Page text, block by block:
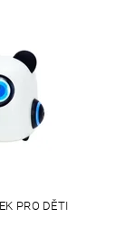
PRO DĚTI